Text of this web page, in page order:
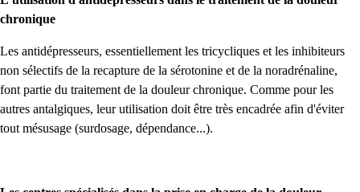
chronique
Les antidépresseurs, essentiellement les tricycliques et les inhibiteurs
non sélectifs de la recapture de la sérotonine et de la noradrénaline,
font partie du traitement de la douleur chronique. Comme pour les
autres antalgiques, leur utilisation doit être très encadrée afin d'éviter
tout mésusage (surdosage, dépendance...).